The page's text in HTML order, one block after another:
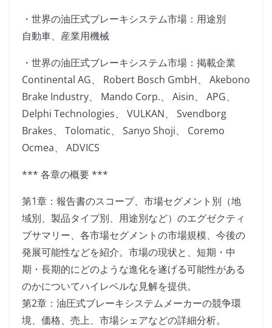
・世界の油圧式ブレーキシステム市場：用途別
自動車、産業用機械
・世界の油圧式ブレーキシステム市場：掲載企業
Continental AG、 Robert Bosch GmbH、 Akebono
Brake Industry、 Mando Corp.、 Aisin、 APG、
Delphi Technologies、 VULKAN、 Svendborg
Brakes、 Tolomatic、 Sanyo Shoji、 Coremo
Ocmea、 ADVICS
*** 各章の概要 ***
第1章：報告書のスコープ、市場セグメント別（地
域別、製品タイプ別、用途別など）のエグゼクティ
ブサマリー、各市場セグメントの市場規模、今後の
発展可能性などを紹介。市場の現状と、短期・中
期・長期的にどのような進化を遂げる可能性がある
のかについてハイレベルな見解を提供。
第2章：油圧式ブレーキシステムメーカーの競争環
境、価格、売上、市場シェアなどの詳細分析。